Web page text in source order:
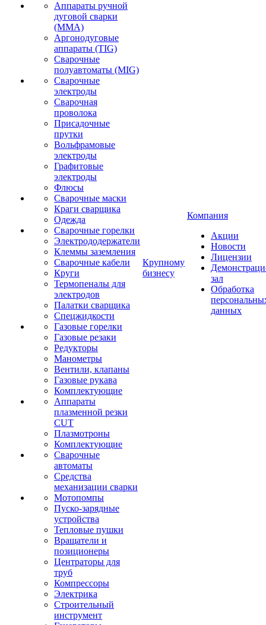
Аппараты ручной
дуговой сварки
(MMA)
Аргонодуговые
аппараты (TIG)
Сварочные
полуавтоматы (MIG)
Сварочные
электроды
Сварочная
проволока
Присадочные
прутки
Вольфрамовые
электроды
Графитовые
электроды
Флюсы
Сварочные маски
Краги сварщика
Одежда
Сварочные горелки
Электрододержатели
Клеммы заземления
Сварочные кабели
Круги
Термопеналы для
электродов
Палатки сварщика
Спецжидкости
Газовые горелки
Газовые резаки
Редукторы
Манометры
Вентили, клапаны
Газовые рукава
Комплектующие
Аппараты
плазменной резки
CUT
Плазмотроны
Комплектующие
Сварочные
автоматы
Средства
механизации сварки
Мотопомпы
Пуско-зарядные
устройства
Тепловые пушки
Вращатели и
позиционеры
Центраторы для
труб
Компрессоры
Электрика
Строительный
инструмент
Крупному
бизнесу
Компания
Акции
Новости
Лицензии
зал
Обработка
данных